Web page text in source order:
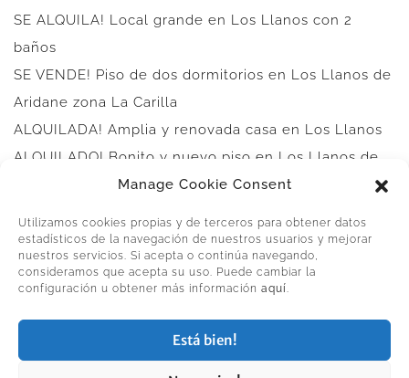
Manage Cookie Consent
Utilizamos cookies propias y de terceros para obtener datos
estadísticos de la navegación de nuestros usuarios y mejorar
nuestros servicios. Si acepta o continúa navegando,
consideramos que acepta su uso. Puede cambiar la
configuración u obtener más información aquí.
Está bien!
SE ALQUILA! Local grande en Los Llanos con 2
baños
SE VENDE! Piso de dos dormitorios en Los Llanos de
Aridane zona La Carilla
ALQUILADA! Amplia y renovada casa en Los Llanos
ALQUILADO! Bonito y nuevo piso en Los Llanos de
Cookie Policy (EU)
PALMACASA.CASA